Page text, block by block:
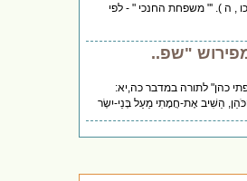
, ה ). '" משפחת החנכי " - לפי
"שפ..
כהן" לתורה במדבר כה,יא:
הֵשִׁיב אֶת-חֲמָתִי מֵעַל בְּנֵי-יִשְׂר